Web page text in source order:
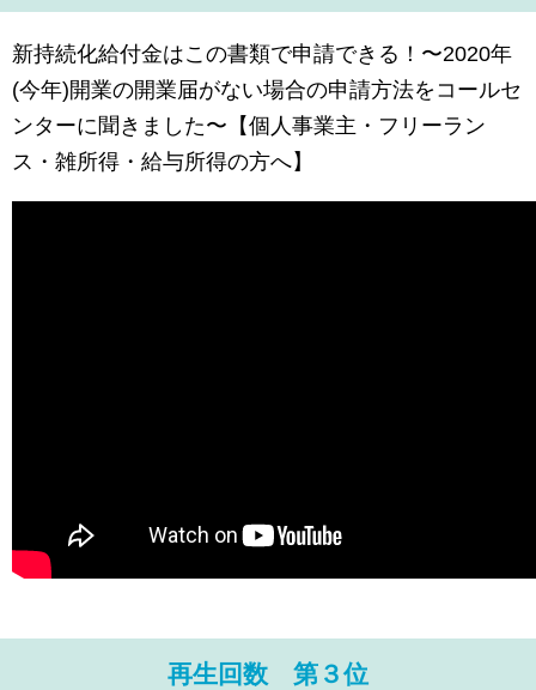
新持続化給付金はこの書類で申請できる！〜2020年
(今年)開業の開業届がない場合の申請方法をコールセ
ンターに聞きました〜【個人事業主・フリーラン
ス・雑所得・給与所得の方へ】
再生回数 第３位